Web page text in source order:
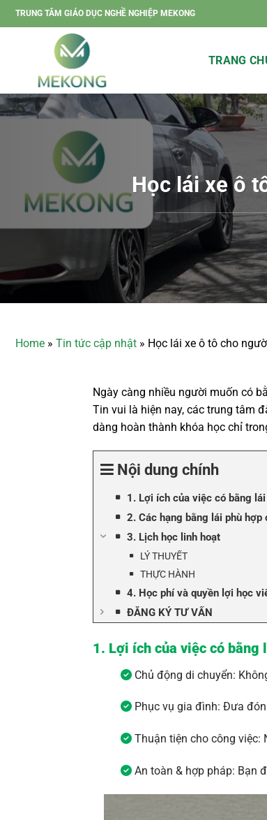
Chuyển
đến
TRUNG TÂM GIÁO DỤC NGHỀ NGHIỆP MEKONG
TRANG
Học lái xe ô
Home » Tin tức cập nhật » Học lái xe ô tô cho
Ngày càng nhiều người muốn có
Tin vui là hiện nay, các trung tâm
dàng hoàn thành khóa học chỉ
Nội dung chính
1. Lợi ích của việc có bằng
2. Các hạng bằng lái phù hợp
3. Lịch học linh hoạt
LÝ THUYẾT
THỰC HÀNH
4. Học phí và quyền lợi học
ĐĂNG KÝ TƯ VẤN
1. Lợi ích của việc có bằng
Chủ động di chuyển:
Phục vụ gia đình: Đưa
Thuận tiện cho công việc:
An toàn & hợp pháp: Bạn